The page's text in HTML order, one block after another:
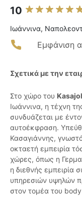
10
Ιωάννινα,
Εμφάνιση
Σχετικά με την
Στο χώρο του
Ιωάννινα, η τέχνη
συνδυάζεται με
αυτοέκφραση.
Κασαγιάννης,
οκταετή εμπειρία
χώρες, όπως η
η διεθνής εμπειρία
υπηρεσιών υψηλών
στον τομέα του